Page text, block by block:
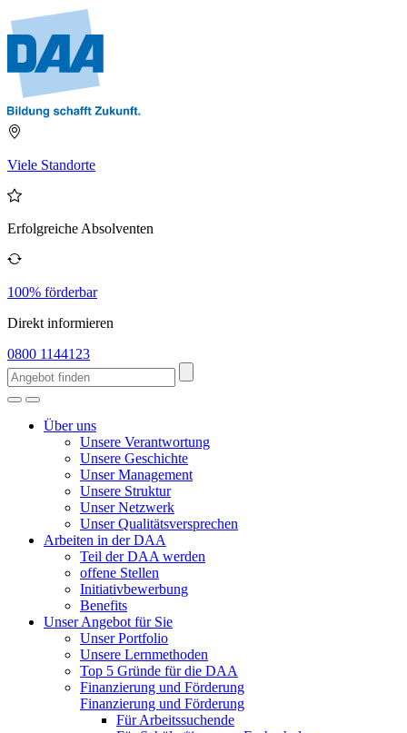
Viele Standorte
Erfolgreiche Absolventen
100% förderbar
Direkt informieren
0800 1144123
Über uns
Unsere Verantwortung
Unsere Geschichte
Unser Management
Unsere Struktur
Unser Netzwerk
Unser Qualitätsversprechen
Arbeiten in der DAA
Teil der DAA werden
offene Stellen
Initiativbewerbung
Benefits
Unser Angebot für Sie
Unser Portfolio
Unsere Lernmethoden
Top 5 Gründe für die DAA
Finanzierung und Förderung
Finanzierung und Förderung
Für Arbeitssuchende